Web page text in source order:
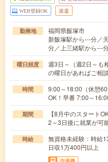
WEB登録OK 派遣
勤務地
福岡県飯塚市
新飯塚駅から---分／
分／上三緒駅から---
曜日頻度
週3日～（週2日～も
の曜日があればご相
時間
9:00～18:00（休憩
OK！早番 7:00～
期間
【8月中のスタート
2～3日後に就業が可
時給
無資格未経験：時
日収1万400円以上